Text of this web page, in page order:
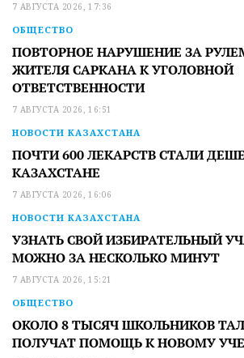
7 АВГУСТА 2026, 17:36
ОБЩЕСТВО
ПОВТОРНОЕ НАРУШЕНИЕ ЗА
ЖИТЕЛЯ САРКАНА К УГОЛОВНОЙ
ОТВЕТСТВЕННОСТИ
7 АВГУСТА 2026, 16:51
НОВОСТИ КАЗАХСТАНА
ПОЧТИ 600 ЛЕКАРСТВ СТАЛИ
КАЗАХСТАНЕ
7 АВГУСТА 2026, 16:06
НОВОСТИ КАЗАХСТАНА
УЗНАТЬ СВОЙ ИЗБИРАТЕЛЬНЫЙ
МОЖНО ЗА НЕСКОЛЬКО МИНУТ
7 АВГУСТА 2026, 15:21
ОБЩЕСТВО
ОКОЛО 8 ТЫСЯЧ ШКОЛЬНИКОВ
ПОЛУЧАТ ПОМОЩЬ К НОВОМУ